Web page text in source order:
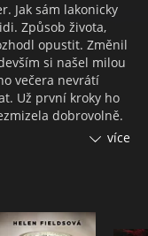
Jak sám lakonicky
Způsob života,
opustit. Změnil
si našel milou
večera nevrátí
Už první kroky ho
dobrovolně.
někdejší kontakty,
bolestí,
více